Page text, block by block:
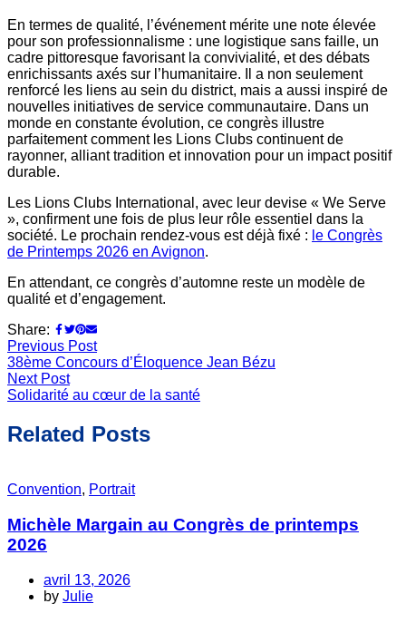
En termes de qualité, l’événement mérite une note élevée
pour son professionnalisme : une logistique sans faille, un
cadre pittoresque favorisant la convivialité, et des débats
enrichissants axés sur l’humanitaire. Il a non seulement
renforcé les liens au sein du district, mais a aussi inspiré de
nouvelles initiatives de service communautaire. Dans un
monde en constante évolution, ce congrès illustre
parfaitement comment les Lions Clubs continuent de
rayonner, alliant tradition et innovation pour un impact positif
durable.
Les Lions Clubs International, avec leur devise « We Serve
», confirment une fois de plus leur rôle essentiel dans la
société. Le prochain rendez-vous est déjà fixé : le Congrès
de Printemps 2026 en Avignon.
En attendant, ce congrès d’automne reste un modèle de
qualité et d’engagement.
Share:
Previous Post
38ème Concours d’Éloquence Jean Bézu
Next Post
Solidarité au cœur de la santé
Related Posts
Convention, Portrait
Michèle Margain au Congrès de printemps
2026
avril 13, 2026
by Julie